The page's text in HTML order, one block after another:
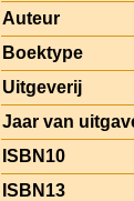
Auteur
Boektype
Uitgeverij
Jaar van
ISBN10
ISBN13